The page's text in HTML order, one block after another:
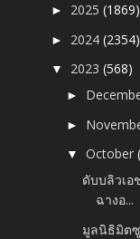
► 2025(1869)
► 2024(2354)
▼ 2023(568)
►
►
▼October
ดับบลิวเอ
ฉางอ...
มูลนิธิมิต